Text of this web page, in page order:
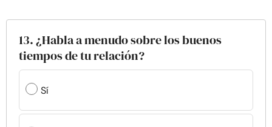
13. ¿Habla a menudo sobre los buenos
tiempos de tu relación?
Sí